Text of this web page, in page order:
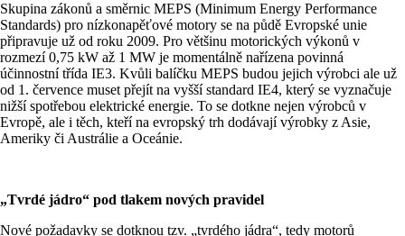
Skupina zákonů a směrnic MEPS (Minimum Energy Performance
Standards) pro nízkonapěťové motory se na půdě Evropské unie
připravuje už od roku 2009. Pro většinu motorických výkonů v
rozmezí 0,75 kW až 1 MW je momentálně nařízena povinná
účinnostní třída IE3. Kvůli balíčku MEPS budou jejich výrobci ale už
od 1. července muset přejít na vyšší standard IE4, který se vyznačuje
nižší spotřebou elektrické energie. To se dotkne nejen výrobců v
Evropě, ale i těch, kteří na evropský trh dodávají výrobky z Asie,
Ameriky či Austrálie a Oceánie.
„Tvrdé jádro“ pod tlakem nových pravidel
Nové požadavky se dotknou tzv. „tvrdého jádra“, tedy motorů